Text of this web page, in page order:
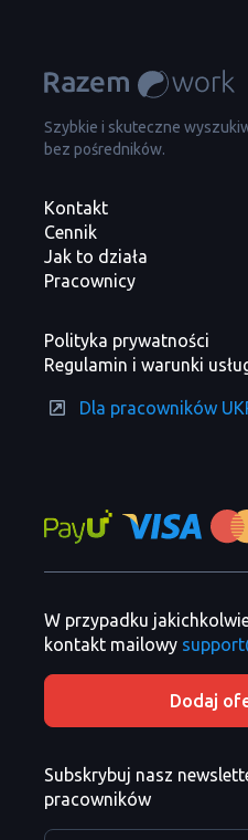
Szybkie i skuteczne
bez pośredników.
Kontakt
Cennik
Jak to działa
Pracownicy
Polityka prywatności
Regulamin i warunki
Dla pracowników
W przypadku
kontakt mailowy
Dodaj
Subskrybuj nasz
pracowników